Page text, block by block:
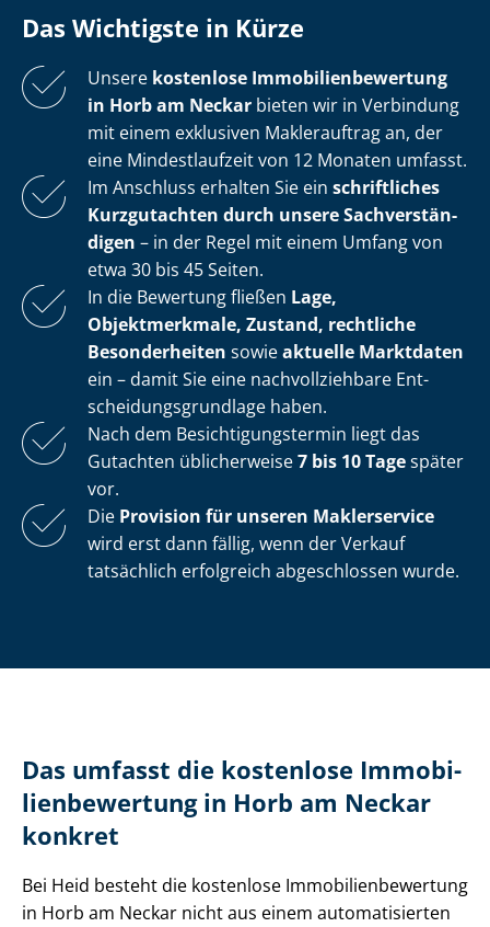
Das Wichtigste in Kürze
Unsere kostenlose Im­mo­bi­li­en­be­wer­tung
in Horb am Neckar bieten wir in Verbindung
mit einem exklusiven Maklerauftrag an, der
eine Mindestlaufzeit von 12 Monaten umfasst.
Im Anschluss erhalten Sie ein schriftliches
Kurzgutachten durch unsere Sach­ver­stän­
di­gen – in der Regel mit einem Umfang von
etwa 30 bis 45 Seiten.
In die Bewertung fließen Lage,
Objektmerkmale, Zustand, rechtliche
Besonderheiten sowieaktuelle Marktdaten
ein – damit Sie eine nach­voll­zieh­ba­re Ent­
schei­dungs­grund­la­ge haben.
Nach dem Be­sich­ti­gungs­ter­min liegt das
Gutachten üblicherweise7 bis 10 Tagespäter
vor.
Die Provision für unseren Maklerservice
wird erst dann fällig, wenn der Verkauf
tatsächlich erfolgreich abgeschlossen wurde.
Das umfasst die kostenlose Im­mo­bi­
li­en­be­wer­tung in Horb am Neckar
konkret
Bei Heid besteht die kostenlose Im­mo­bi­li­en­be­wer­tung
in Horb am Neckar nicht aus einem automatisierten